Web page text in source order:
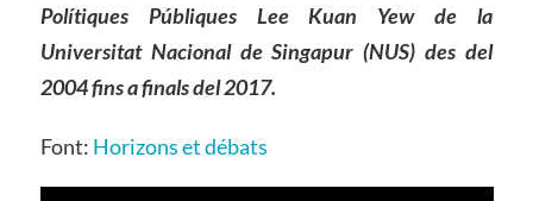
Polítiques Públiques Lee Kuan Yew de la
Universitat Nacional de Singapur (NUS) des del
2004 fins a finals del2017.
Font: Horizons et débats